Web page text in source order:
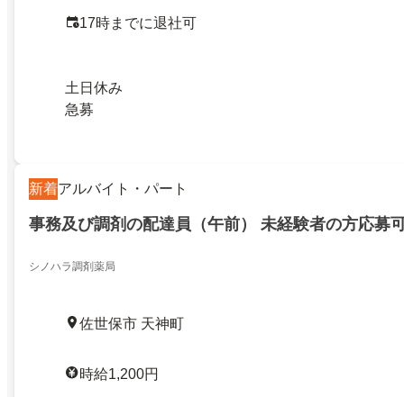
17時までに退社可
土日休み
急募
新着アルバイト・パート
事務及び調剤の配達員（午前） 未経験者の方応募
シノハラ調剤薬局
佐世保市 天神町
時給1,200円